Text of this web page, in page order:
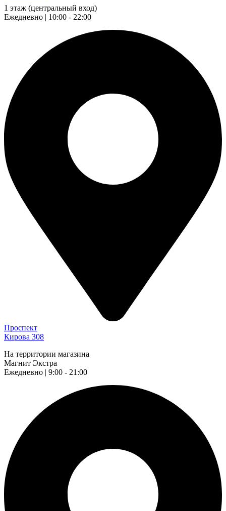
1 этаж (центральный вход)
Ежедневно | 10:00 - 22:00
Проспект
Кирова 308
На территории магазина
Магнит Экстра
Ежедневно | 9:00 - 21:00